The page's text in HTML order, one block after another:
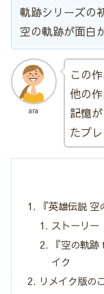
軌跡シリーズの
空の軌跡が面白
ara
この
他の
記憶
たプ
『英雄伝説
ストーリー
『空の軌
イク
リメイク版の